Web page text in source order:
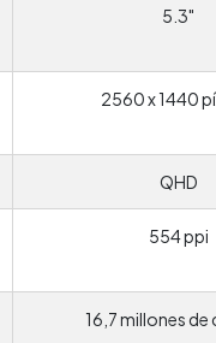
5.3"
2560 x 1440
QHD
554 ppi
16,7 millones de